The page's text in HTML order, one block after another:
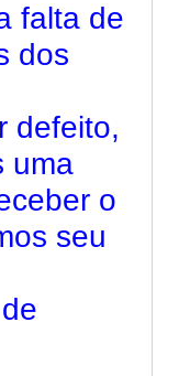
falta de
dos
defeito,
uma
o
seu